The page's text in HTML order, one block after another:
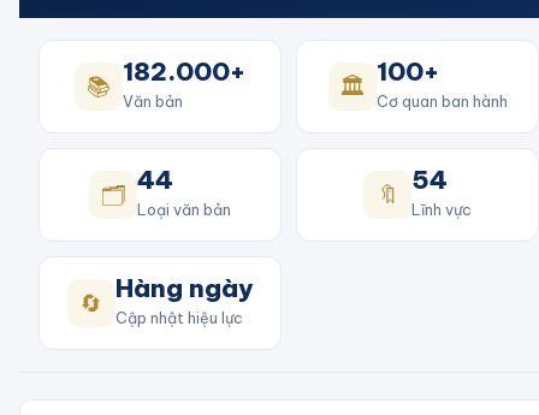
📚 182.000+
Văn bản 🏛️ 100+
Cơ quan ban hành
🗂️ 44
Loại văn bản 🔖 54
Lĩnh vực
🔄 Hàng ngày
Cập nhật hiệu lực